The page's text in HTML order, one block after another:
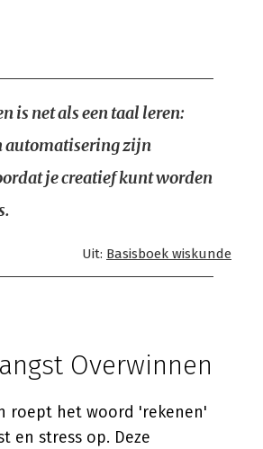
is net als een taal leren:
automatisering zijn
je creatief kunt worden
Uit: Basisboek wiskunde
Overwinnen
roept het woord 'rekenen'
en stress op. Deze